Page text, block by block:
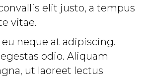
elit justo, a tempus
vitae.
neque at adipiscing.
odio. Aliquam
ut laoreet lectus